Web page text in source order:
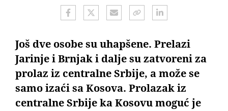
Još dve osobe su uhapšene. Prelazi
Jarinje i Brnjak i dalje su zatvoreni za
prolaz iz centralne Srbije, a može se
samo izaći sa Kosova. Prolazak iz
centralne Srbije ka Kosovu moguć je